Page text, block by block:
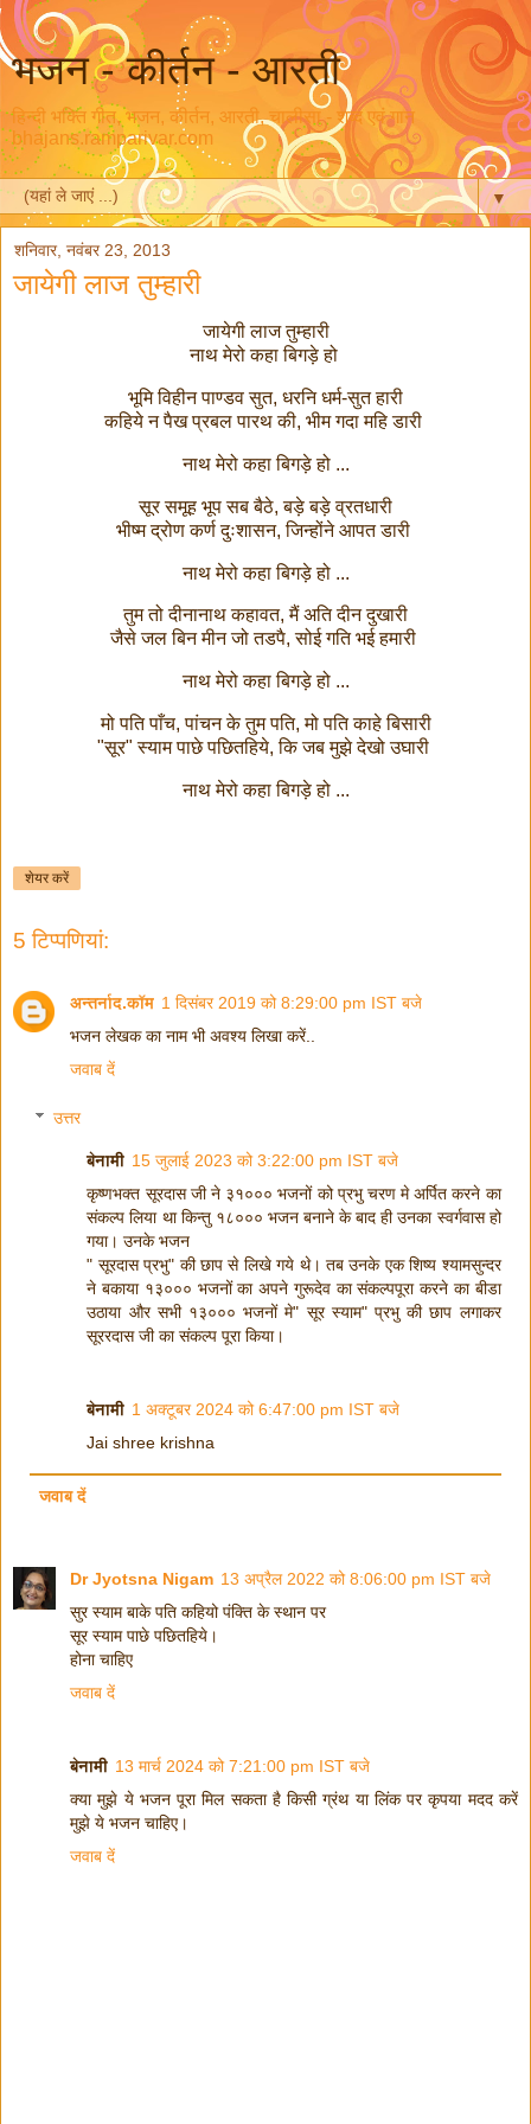
भजन - कीर्तन - आरती
हिन्दी भक्ति गीत, भजन, कीर्तन, आरती, चालीसा - शब्द एवं गान
bhajans.ramparivar.com
▼
शनिवार, नवंबर 23, 2013
जायेगी लाज तुम्हारी
जायेगी लाज तुम्हारी
नाथ मेरो कहा बिगड़े हो
भूमि विहीन पाण्डव सुत, धरनि धर्म-सुत हारी
कहिये न पैख प्रबल पारथ की, भीम गदा महि डारी
नाथ मेरो कहा बिगड़े हो ...
सूर समूह भूप सब बैठे, बड़े बड़े व्रतधारी
भीष्म द्रोण कर्ण दुःशासन, जिन्होंने आपत डारी
नाथ मेरो कहा बिगड़े हो ...
तुम तो दीनानाथ कहावत, मैं अति दीन दुखारी
जैसे जल बिन मीन जो तडपै, सोई गति भई हमारी
नाथ मेरो कहा बिगड़े हो ...
मो पति पाँच, पांचन के तुम पति, मो पति काहे बिसारी
"सूर" स्याम पाछे पछितहिये, कि जब मुझे देखो उघारी
नाथ मेरो कहा बिगड़े हो ...
शेयर करें
5 टिप्‍पणियां:
अन्तर्नाद.कॉम 1 दिसंबर 2019 को 8:29:00 pm IST बजे
भजन लेखक का नाम भी अवश्य लिखा करें..
जवाब दें
उत्तर
बेनामी 15 जुलाई 2023 को 3:22:00 pm IST बजे
कृष्णभक्त सूरदास जी ने ३१००० भजनों को प्रभु चरण मे अर्पित करने का
संकल्प लिया था किन्तु १८००० भजन बनाने के बाद ही उनका स्वर्गवास हो
गया। उनके भजन
" सूरदास प्रभु" की छाप से लिखे गये थे। तब उनके एक शिष्य श्यामसुन्दर
ने बकाया १३००० भजनों का अपने गुरूदेव का संकल्पपूरा करने का बीडा
उठाया और सभी १३००० भजनों मे" सूर स्याम" प्रभु की छाप लगाकर
सूररदास जी का संकल्प पूरा किया।
बेनामी 1 अक्टूबर 2024 को 6:47:00 pm IST बजे
Jai shree krishna
जवाब दें
Dr Jyotsna Nigam 13 अप्रैल 2022 को 8:06:00 pm IST बजे
सुर स्याम बाके पति कहियो पंक्ति के स्थान पर
सूर स्याम पाछे पछितहिये।
होना चाहिए
जवाब दें
बेनामी 13 मार्च 2024 को 7:21:00 pm IST बजे
क्या मुझे ये भजन पूरा मिल सकता है किसी ग्रंथ या लिंक पर कृपया मदद करें
मुझे ये भजन चाहिए।
जवाब दें